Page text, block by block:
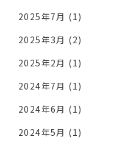
2025年7月 (1)
2025年3月 (2)
2025年2月 (1)
2024年7月 (1)
2024年6月 (1)
2024年5月 (1)